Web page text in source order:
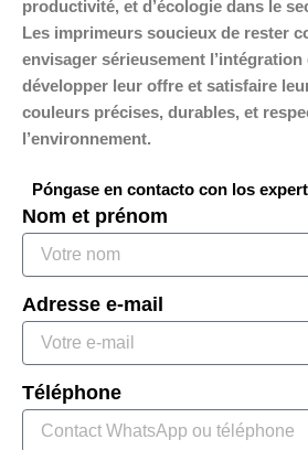
productivité, et d’écologie dans le
Les imprimeurs soucieux de rester
envisager sérieusement
développer leur offre et satisfaire
couleurs précises, durables, et
l’environnement.
Póngase en contacto con los
Nom et prénom
Adresse e-mail
Téléphone